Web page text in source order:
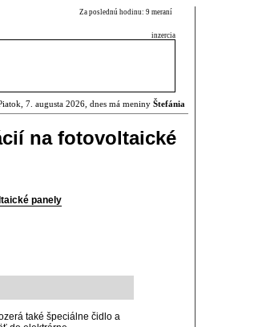
Za poslednú hodinu: 9 meraní
inzercia
7. augusta 2026, dnes má meniny Štefánia
na fotovoltaické
panely
také špeciálne čidlo a